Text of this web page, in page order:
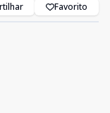
Favorito